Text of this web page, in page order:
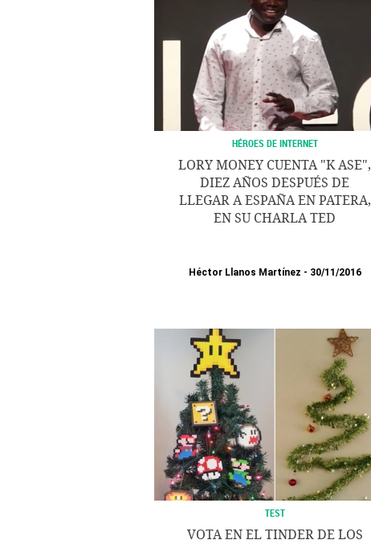
HÉROES DE INTERNET
LORY MONEY CUENTA "K ASE",
DIEZ AÑOS DESPUÉS DE
LLEGAR A ESPAÑA EN PATERA,
EN SU CHARLA TED
Héctor Llanos Martínez 30/11/2016
TEST
VOTA EN EL TINDER DE LOS